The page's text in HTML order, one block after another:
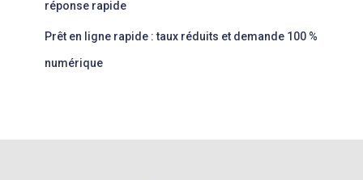
réponse rapide
Prêt en ligne rapide : taux réduits et demande 100 %
numérique